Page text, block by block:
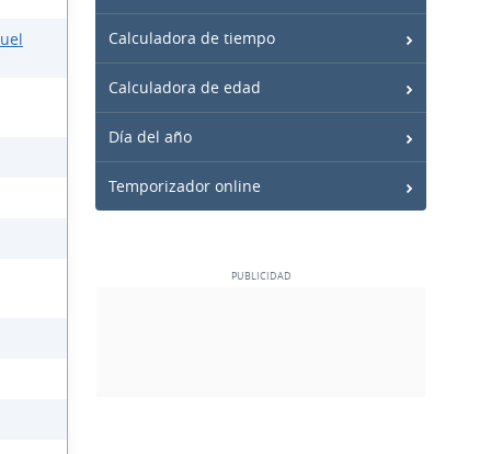
Calculadora de tiempo
Calculadora de edad
Día del año
Temporizador online